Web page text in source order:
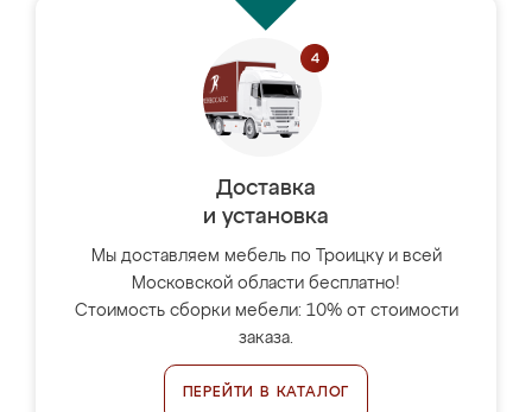
Доставка
и установка
Мы доставляем мебель по Троицку и всей
Московской области бесплатно!
Стоимость сборки мебели: 10% от стоимости
заказа.
ПЕРЕЙТИ В КАТАЛОГ